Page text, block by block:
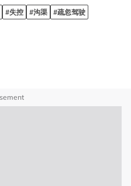
#失控 #沟渠 #疏忽驾驶